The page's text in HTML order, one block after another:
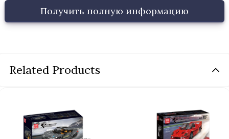
Получить полную информацию
Ваше имя*
Related Products